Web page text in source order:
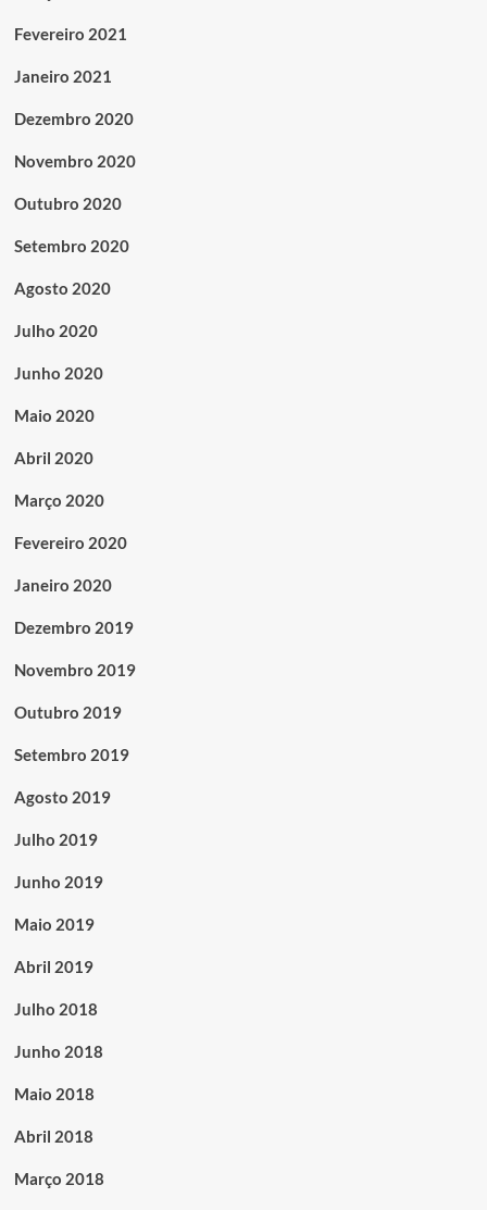
Fevereiro 2021
Janeiro 2021
Dezembro 2020
Novembro 2020
Outubro 2020
Setembro 2020
Agosto 2020
Julho 2020
Junho 2020
Maio 2020
Abril 2020
Março 2020
Fevereiro 2020
Janeiro 2020
Dezembro 2019
Novembro 2019
Outubro 2019
Setembro 2019
Agosto 2019
Julho 2019
Junho 2019
Maio 2019
Abril 2019
Julho 2018
Junho 2018
Maio 2018
Abril 2018
Março 2018